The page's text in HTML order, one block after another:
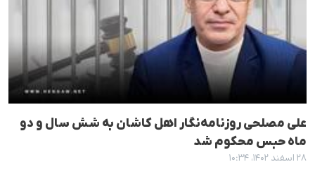
علی مصلحی روزنامه‌نگار اهل کاشان به شش سال و دو
ماه حبس محکوم شد
۲۸ اسفند ۱۴۰۲، ۱۰:۳۴